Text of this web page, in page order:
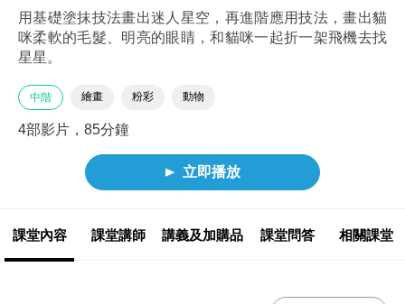
用基礎塗抹技法畫出迷人星空，再進階應用技法，畫出貓
咪柔軟的毛髮、明亮的眼睛，和貓咪一起折一架飛機去找
星星。
中階 繪畫 粉彩 動物
4部影片，85分鐘
立即播放
課堂內容 課堂講師 講義及加購品 課堂問答 相關課堂